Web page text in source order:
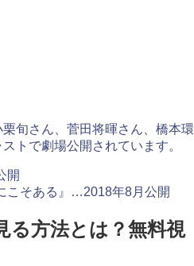
旬さん、菅田将暉さん、橋本環
トで劇場公開されています。
開
こそある』…2018年8月公開
る方法とは？無料視